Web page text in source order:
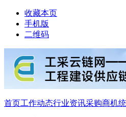
收藏本页
手机版
二维码
首页工作动态行业资讯采购商机